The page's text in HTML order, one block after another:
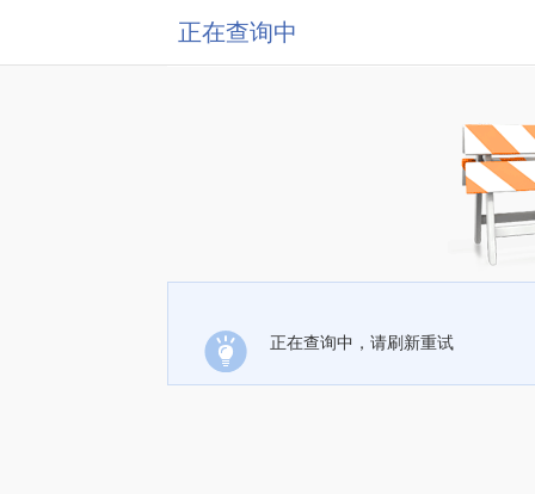
正在查询中
正在查询中，请刷新重试